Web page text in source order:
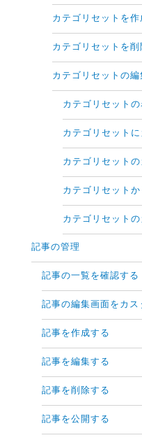
カテゴリセットを作
カテゴリセットを削
カテゴリセットの編
カテゴリセット
カテゴリセット
カテゴリセット
カテゴリセット
カテゴリセット
記事の管理
記事の一覧を確認する
記事の編集画面をカス
記事を作成する
記事を編集する
記事を削除する
記事を公開する